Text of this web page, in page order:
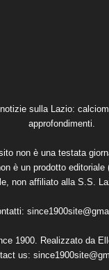
sulla Lazio:
approfondimenti.
non è una testata
è un prodotto editoriale
non affiliato alla S.S.
1900. Realizzato da
us: